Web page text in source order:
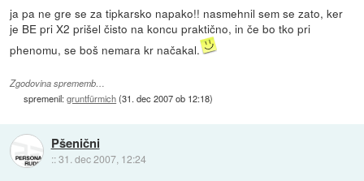
ja pa ne gre se za tipkarsko napako!! nasmehnil sem se zato, ker
je BE pri X2 prišel čisto na koncu praktično, in če bo tko pri
phenomu, se boš nemara kr načakal.
Zgodovina sprememb…
spremenil:gruntfürmich(31. dec 2007 ob 12:18)
Pšenični
::31. dec 2007, 12:24